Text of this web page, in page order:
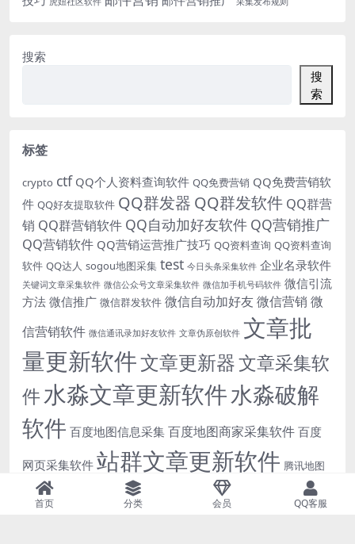
搜索
搜
索
标签
crypto ctf QQ个人资料查询软件 QQ免费营销 QQ免费营销软
件 QQ好友提取软件 QQ群发器 QQ群发软件 QQ群营
销 QQ群营销软件 QQ自动加好友软件 QQ营销推广
QQ营销软件 QQ营销运营推广技巧 QQ资料查询 QQ资料查询
软件 QQ达人 sogou地图采集 test 今日头条采集软件 企业名录软件
关键词文章采集软件 微信公众号文章采集软件 微信加手机号码软件 微信引流
方法 微信推广 微信群发软件 微信自动加好友 微信营销 微
信营销软件 微信通讯录加好友软件 文章伪原创软件 文章批
量更新软件文章更新器文章采集软
件水淼文章更新软件水淼破解
软件 百度地图信息采集 百度地图商家采集软件 百度
网页采集软件 站群文章更新软件 腾讯地图
自动发布文章软件 高德地图 高德地图商家采集
首页 分类 会员 QQ客服